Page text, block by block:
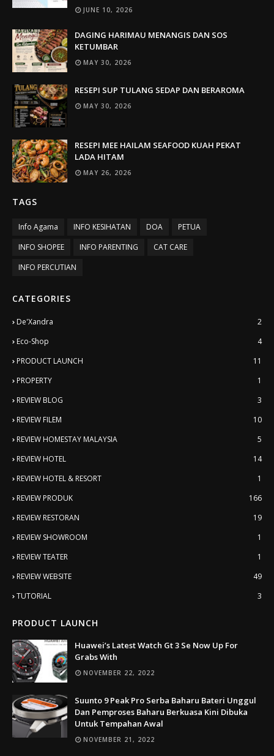
JUNE 10, 2026
DAGING HARIMAU MENANGIS DAN SOS
KETUMBAR
MAY 30, 2026
RESEPI SUP TULANG SEDAP DAN BERAROMA
MAY 30, 2026
RESEPI MEE HAILAM SEAFOOD KUAH PEKAT
LADA HITAM
MAY 26, 2026
TAGS
Info Agama INFO KESIHATAN DOA
PETUA
INFO SHOPEE
INFO PARENTING
CAT CARE
INFO PERCUTIAN
CATEGORIES
De'Xandra
2
Eco-Shop
4
PRODUCT LAUNCH
11
PROPERTY
1
REVIEW BLOG
3
REVIEW FILEM
10
REVIEW HOMESTAY MALAYSIA
5
REVIEW HOTEL
14
REVIEW HOTEL & RESORT
1
REVIEW PRODUK
166
REVIEW RESTORAN
19
REVIEW SHOWROOM
1
REVIEW TEATER
1
REVIEW WEBSITE
49
TUTORIAL
3
PRODUCT LAUNCH
Huawei’s Latest Watch Gt 3 Se Now Up For
Grabs With
NOVEMBER 22, 2022
Suunto 9 Peak Pro Serba Baharu Bateri Unggul
Dan Pemproses Baharu Berkuasa Kini Dibuka
Untuk Tempahan Awal
NOVEMBER 21, 2022